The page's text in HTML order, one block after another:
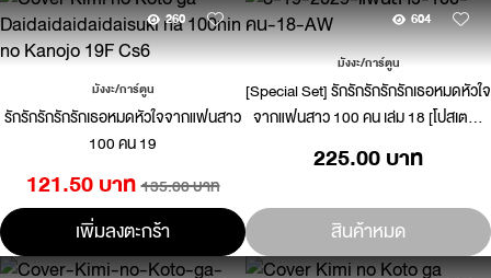
260
มังงะ/การ์ตูน
รักรักรักรักรักเธอหมดหัวใจจากแฟนสาว
100 คน 19
121.50 บาท 135.00 บาท
เพิ่มลงตะกร้า
604
มังงะ/การ์ตูน
[Special Set] รักรักรักรักรักเธอหมดหัวใจ
จากแฟนสาว 100 คน เล่ม 18 [โปสเตอร์
225.00 บาท
สินค้าหมด